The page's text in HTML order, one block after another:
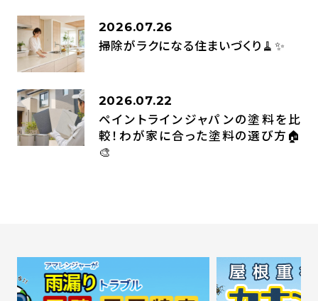
2026.07.26
掃除がラクになる住まいづくり🧹✨
2026.07.22
ペイントラインジャパンの塗料を比
較！わが家に合った塗料の選び方🏠
🎨